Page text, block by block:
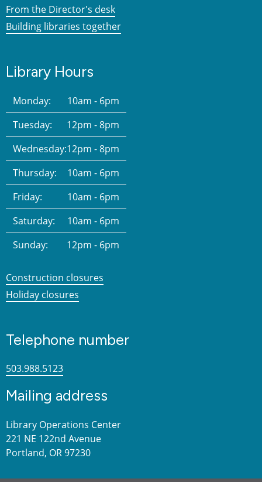
From the Director's desk
Building libraries together
Library Hours
Monday:
10am - 6pm
Tuesday:
12pm - 8pm
Wednesday:12pm - 8pm
Thursday:
10am - 6pm
Friday:
10am - 6pm
Saturday:
10am - 6pm
Sunday:
12pm - 6pm
Construction closures
Holiday closures
Telephone number
503.988.5123
Mailing address
Library Operations Center
221 NE 122nd Avenue
Portland, OR 97230